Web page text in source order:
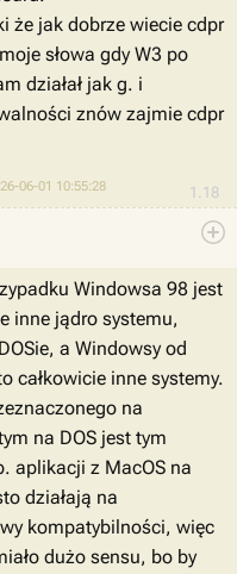
1.18
że jak dobrze wiecie cdpr
słowa gdy W3 po
działał jak g. i
znów zajmie cdpr
06-01 10:55:28
Windowsa 98 jest
inne jądro systemu,
a Windowsy od
całkowicie inne systemy.
na
na DOS jest tym
aplikacji z MacOS na
działają na
kompatybilności, więc
dużo sensu, bo by